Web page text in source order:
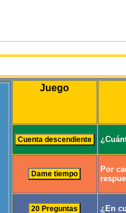
Juego
Por
¿En